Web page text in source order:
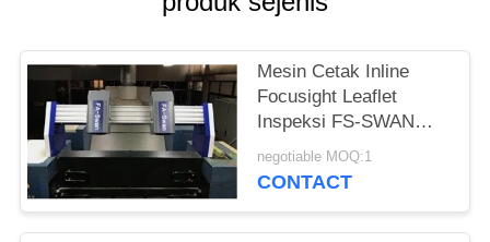
Mesin Cetak Inline
Focusight Leaflet
Inspeksi FS-SWAN
Untuk Lembar 1040mm
× 720mm
negotiable MOQ:1
CONTACT